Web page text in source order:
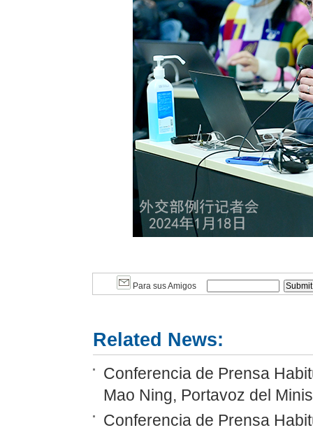
Para sus Amigos
Related News:
Conferencia de Prensa
Mao Ning, Portavoz del
Conferencia de Prensa